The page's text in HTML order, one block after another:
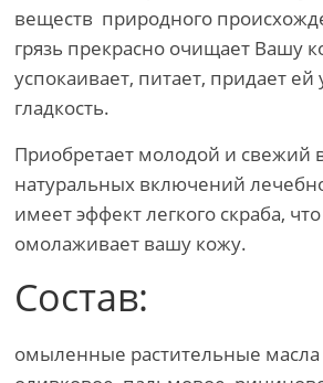
веществ природного
грязь прекрасно очищает Вашу
успокаивает, питает, придает ей
гладкость.
Приобретает молодой и свежий
натуральных включений
имеет эффект легкого скраба,
омолаживает вашу кожу.
Состав:
омыленные растительные масла